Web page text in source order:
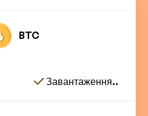
BTC
Завантаження..